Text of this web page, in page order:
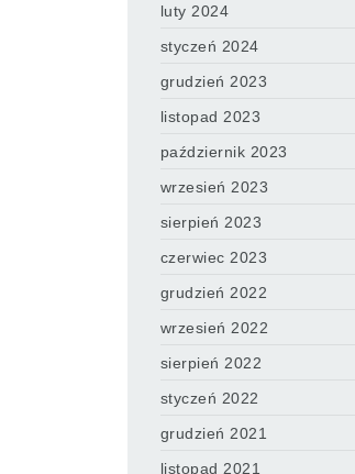
luty 2024
styczeń 2024
grudzień 2023
listopad 2023
październik 2023
wrzesień 2023
sierpień 2023
czerwiec 2023
grudzień 2022
wrzesień 2022
sierpień 2022
styczeń 2022
grudzień 2021
listopad 2021